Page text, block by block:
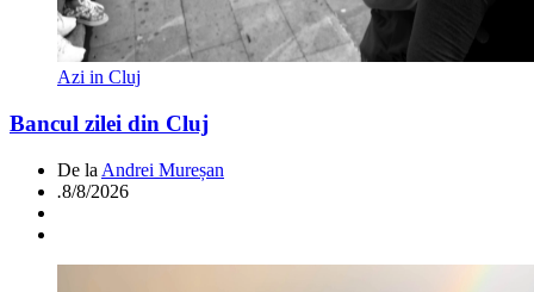
Azi in Cluj
Bancul zilei din Cluj
De la Andrei Mureșan
.8/8/2026